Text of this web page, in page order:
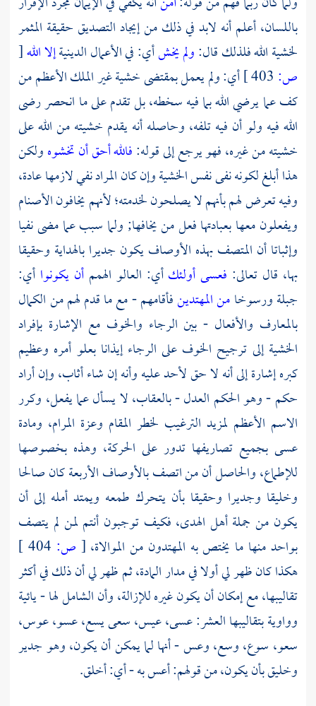
باللسان، أعلم أنه لابد في ذلك من إيجاد التصديق حقيقة المثمر
لخشية الله فلذلك قال:ولم يخشأي: في الأعمال الدينيةإلا الله[
ص:
أي: ولم يعمل بمقتضى خشية غير الملك الأعظم من
كف عما يرضي الله بما فيه سخطه، بل تقدم على ما انحصر رضى
الله فيه ولو أن فيه تلفه، وحاصله أنه يقدم خشيته من الله على
خشيته من غيره، فهو يرجع إلى قوله:فالله أحق أن تخشوهولكن
هذا أبلغ لكونه نفى نفس الخشية وإن كان المراد نفي لازمها عادة،
وفيه تعرض لهم بأنهم لا يصلحون لخدمته؛ لأنهم يخافون الأصنام
ويفعلون معها بعبادتها فعل من يخافها; ولما سبب عما مضى نفيا
وإثباتا أن المتصف بهذه الأوصاف يكون جديرا بالهداية وحقيقا
بها، قال تعالى: فعسى أولئكأي: العالو الهممأن يكونوا أي:
جبلة ورسوخامن المهتدينفأقامهم - مع ما قدم لهم من الكمال
بالمعارف والأفعال - بين الرجاء والخوف مع الإشارة بإفراد
الخشية إلى ترجيح الخوف على الرجاء إيذانا بعلو أمره وعظيم
كبره إشارة إلى أنه لا حق لأحد عليه وأنه إن شاء أثاب، وإن أراد
حكم - وهو الحكم العدل - بالعقاب، لا يسأل عما يفعل، وكرر
الاسم الأعظم لمزيد الترغيب لخطر المقام وعزة المرام، ومادة
عسى بجميع تصاريفها تدور على الحركة، وهذه بخصوصها
للإطماع، والحاصل أن من اتصف بالأوصاف الأربعة كان صالحا
وخليقا وجديرا وحقيقا بأن يتحرك طمعه ويمتد أمله إلى أن
يكون من جملة أهل الهدى، فكيف توجبون أنتم لمن لم يتصف
بواحد منها ما يختص به المهتدون من الموالاة، [ ص:
هكذا كان ظهر لي أولا في مدار المادة، ثم ظهر لي أن ذلك في أكثر
تقاليبها، مع إمكان أن يكون غيره للإزالة، وأن الشامل لها - يائية
وواوية بتقاليبها العشر: عسى، عيس، سعى يسع، عسو، عوس،
سعو، سوع، وسع، وعس - أنها لما يمكن أن يكون، وهو جدير
وخليق بأن يكون، من قولهم: أعس به - أي: أخلق.